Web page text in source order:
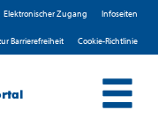
Elektronischer Zugang Infoseiten
Barrierefreiheit Cookie-Richtlinie